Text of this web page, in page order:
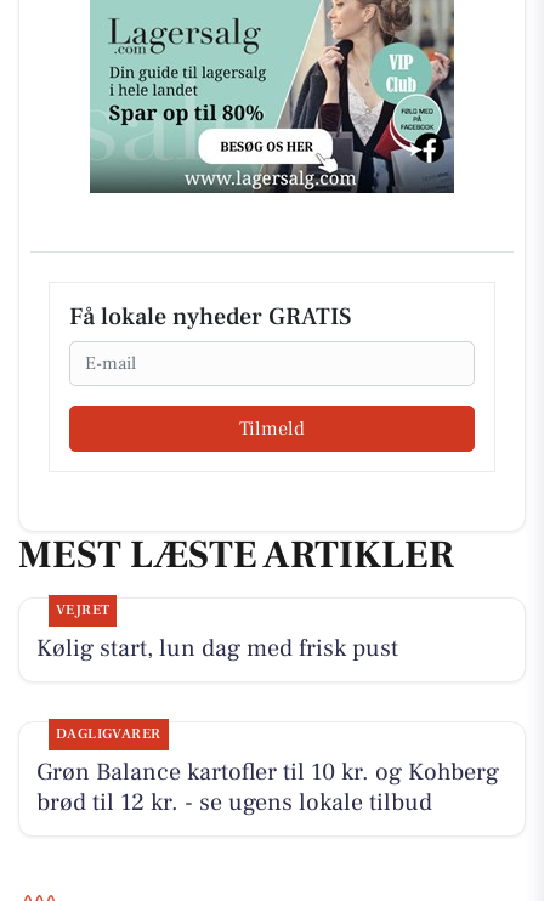
Få lokale nyheder GRATIS
Email
Tilmeld
MEST LÆSTE ARTIKLER
VEJRET
Kølig start, lun dag med frisk pust
DAGLIGVARER
Grøn Balance kartofler til 10 kr. og Kohberg
brød til 12 kr. - se ugens lokale tilbud